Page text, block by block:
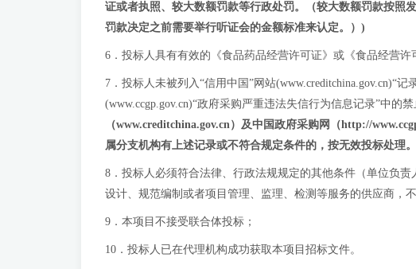
证或者执照、较大数额罚款等行政处罚。（较大数额罚款按照
罚款决定之前需要举行听证会的金额标准来认定。）)
6．投标人具有有效的《食品药品经营许可证》或《食品经营
7．投标人未被列入“信用中国”网站(www.creditchina.gov.cn)“
(www.ccgp.gov.cn)“政府采购严重违法失信行为信息记录”中的
（www.creditchina.gov.cn）及中国政府采购网（http://
属分支机构有上述记录或不符合规定条件的，按无效投标处理。
8．投标人必须符合法律、行政法规规定的其他条件（单位负
设计、规范编制或者项目管理、监理、检测等服务的供应商，
9．本项目不接受联合体投标；
10．投标人已在代理机构成功获取本项目招标文件。